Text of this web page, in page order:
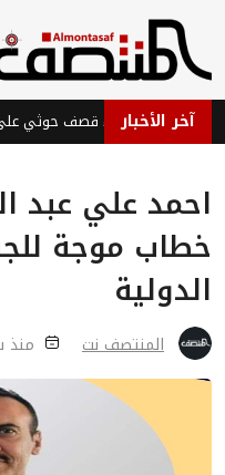
آخر الأخبار
في نجران جراء قصف حوثي على
احمد علي عبد
خطاب موجة
الدولية
المنتصف نت منذ